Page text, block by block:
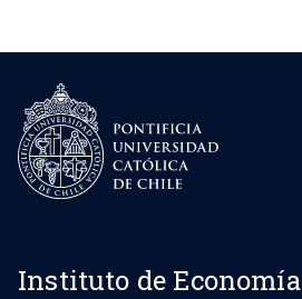
Instituto de Economía